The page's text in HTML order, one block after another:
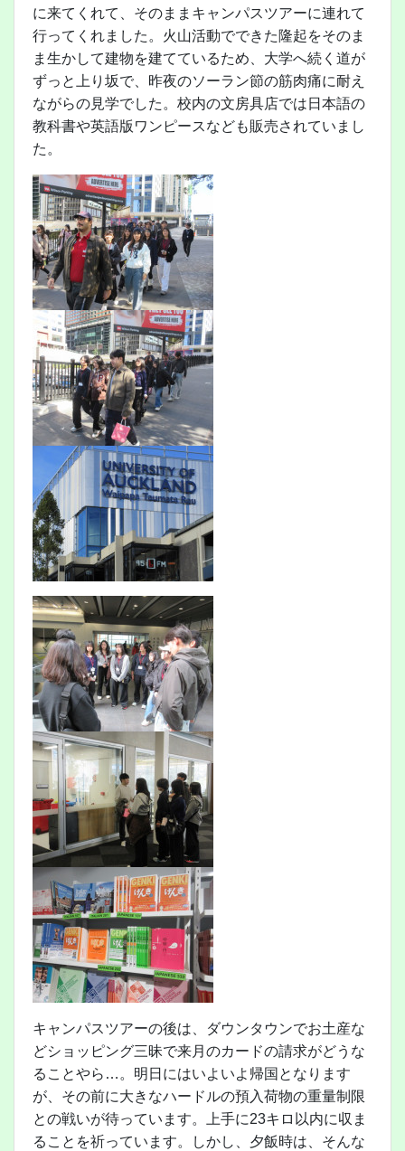
に来てくれて、そのままキャンパスツアーに連れて
行ってくれました。火山活動でできた隆起をそのま
ま生かして建物を建てているため、大学へ続く道が
ずっと上り坂で、昨夜のソーラン節の筋肉痛に耐え
ながらの見学でした。校内の文房具店では日本語の
教科書や英語版ワンピースなども販売されていまし
た。
キャンパスツアーの後は、ダウンタウンでお土産な
どショッピング三昧で来月のカードの請求がどうな
ることやら…。明日にはいよいよ帰国となります
が、その前に大きなハードルの預入荷物の重量制限
との戦いが待っています。上手に23キロ以内に収ま
ることを祈っています。しかし、夕飯時は、そんな